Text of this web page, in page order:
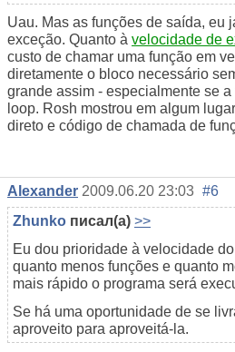
Uau. Mas as funções de saída, eu
exceção. Quanto à velocidade de
custo de chamar uma função em
diretamente o bloco necessário
grande assim - especialmente se
loop. Rosh mostrou em algum
direto e código de chamada de
Alexander 2009.06.20 23:03 #6
Zhunko писал(а) >>
Eu dou prioridade à velocidade
quanto menos funções e quanto
mais rápido o programa será
Se há uma oportunidade de se
aproveito para aproveitá-la.